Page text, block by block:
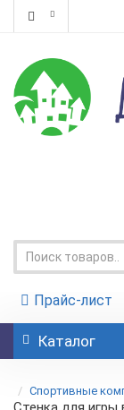
Прайс-лист
Каталог
Спортивные